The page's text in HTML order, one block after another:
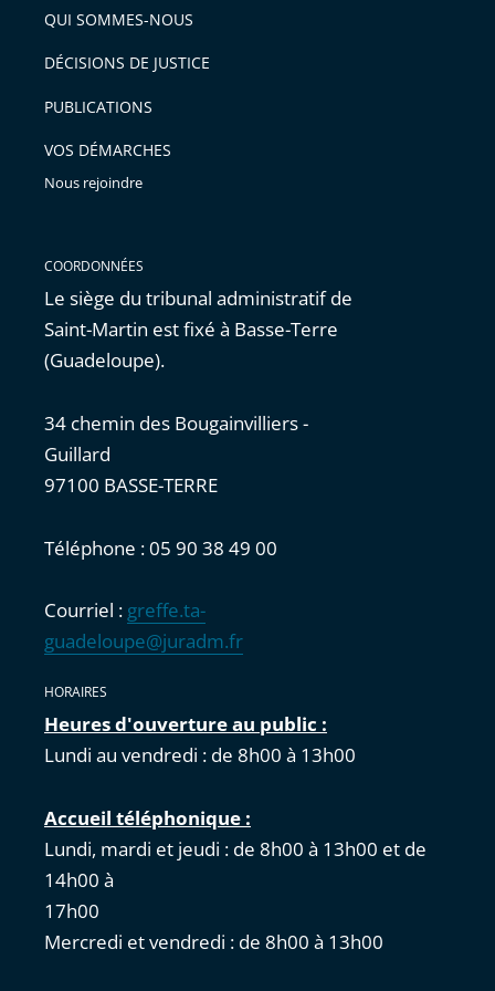
arriver
après
l'article
pour
avant
QUI SOMMES-NOUS
DÉCISIONS DE JUSTICE
PUBLICATIONS
VOS DÉMARCHES
Nous rejoindre
COORDONNÉES
Le siège du tribunal administratif de
Saint-Martin est fixé à Basse-Terre
(Guadeloupe).
34 chemin des Bougainvilliers -
Guillard
97100 BASSE-TERRE
Téléphone : 05 90 38 49 00
Courriel : greffe.ta-
guadeloupe@juradm.fr
HORAIRES
Heures d'ouverture au public :
Lundi au vendredi : de 8h00 à 13h00
Accueil téléphonique :
Lundi, mardi et jeudi : de 8h00 à 13h00 et de
14h00 à
Mercredi et vendredi : de 8h00 à 13h00